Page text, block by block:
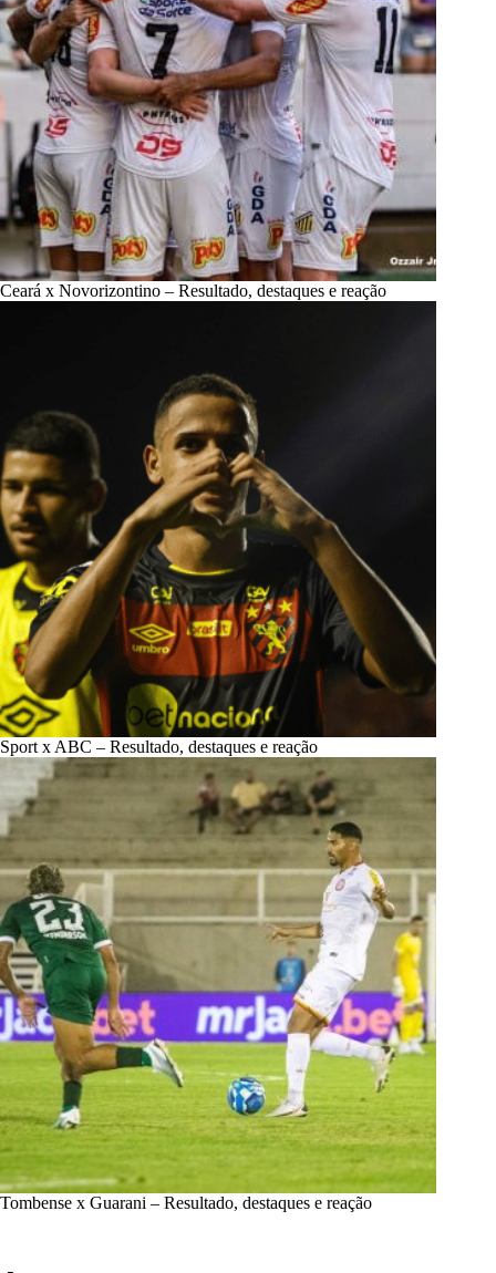
Ceará x Novorizontino – Resultado, destaques e reação
Sport x ABC – Resultado, destaques e reação
Tombense x Guarani – Resultado, destaques e reação